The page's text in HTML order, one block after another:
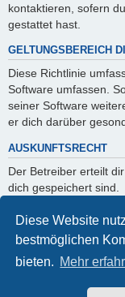
Diese Website
bestmöglichen
bieten. Mehr
kontaktieren, sofern
gestattet hast.
GELTUNGSBEREICH
Diese Richtlinie
Software umfassen.
seiner Software
er dich darüber
AUSKUNFTSRECHT
Der Betreiber erteilt
dich gespeichert sind.
Du kannst jederzeit
verlangen.